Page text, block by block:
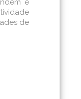
e
de